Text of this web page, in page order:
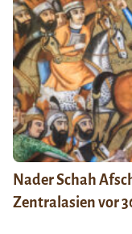
Nader Schah
Zentralasien vor